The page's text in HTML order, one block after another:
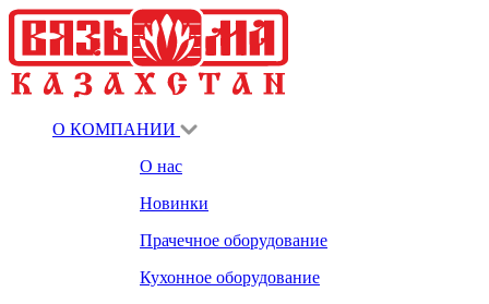
О КОМПАНИИ
О нас
Новинки
Прачечное оборудование
Кухонное оборудование